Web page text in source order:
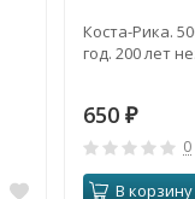
Коста-Рика.
год. 200 лет
650₽
0
В корзину